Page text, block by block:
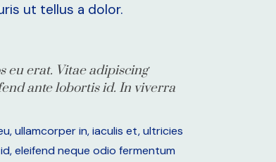
ut tellus a dolor.
eu erat. Vitae adipiscing
ante lobortis id. In viverra
ullamcorper in, iaculis et, ultricies
eleifend neque odio fermentum